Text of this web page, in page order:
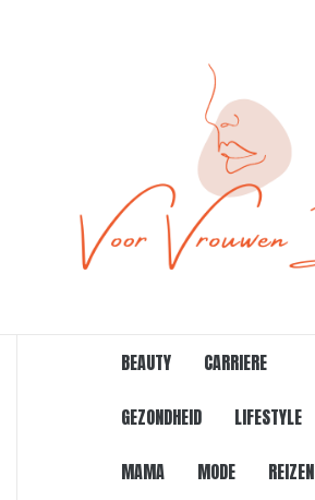
BEAUTY CARRIERE
GEZONDHEID LIFESTYLE
MAMA MODE REIZEN